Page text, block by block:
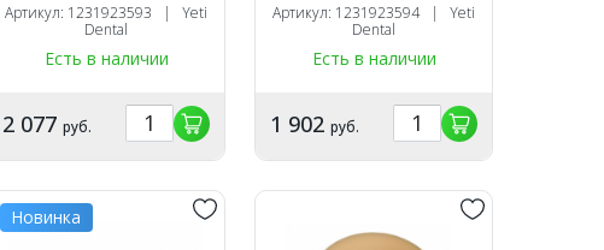
пластин), Yeti
Артикул: 1231923593 | Yeti
Dental
Есть в наличии
2 077 руб.
цилиндр (45 г.), Yeti
Артикул: 1231923594 | Yeti
Dental
Есть в наличии
1 902 руб.
Новинка